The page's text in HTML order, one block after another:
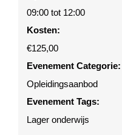
09:00 tot 12:00
Kosten:
€125,00
Evenement Categorie:
Opleidingsaanbod
Evenement Tags:
Lager onderwijs